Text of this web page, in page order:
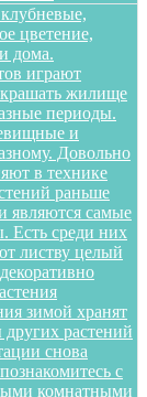
цветение,
дома.
играют
жилище
периоды.
и
Довольно
в технике
раньше
являются самые
Есть среди них
листву целый
зимой хранят
растений
снова
с
комнатными